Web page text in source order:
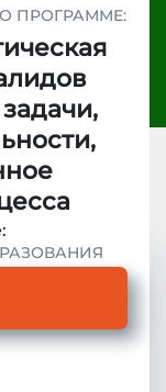
ПРОГРАММЕ: